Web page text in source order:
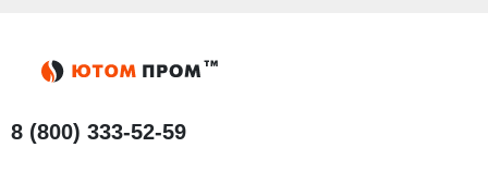
8 (800) 333-52-59